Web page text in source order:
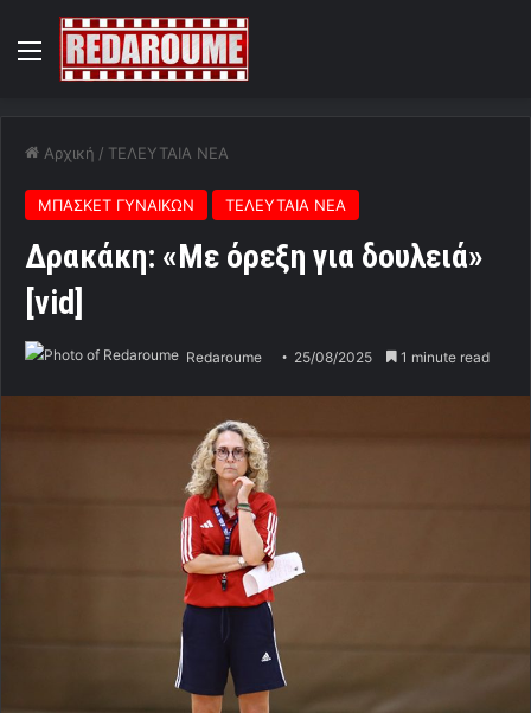
Menu
Αρχική / ΤΕΛΕΥΤΑΙΑ ΝΕΑ
ΜΠΑΣΚΕΤ ΓΥΝΑΙΚΩΝ ΤΕΛΕΥΤΑΙΑ ΝΕΑ
Δρακάκη: «Με όρεξη για δουλειά»
[vid]
Redaroume 25/08/2025 1 minute read